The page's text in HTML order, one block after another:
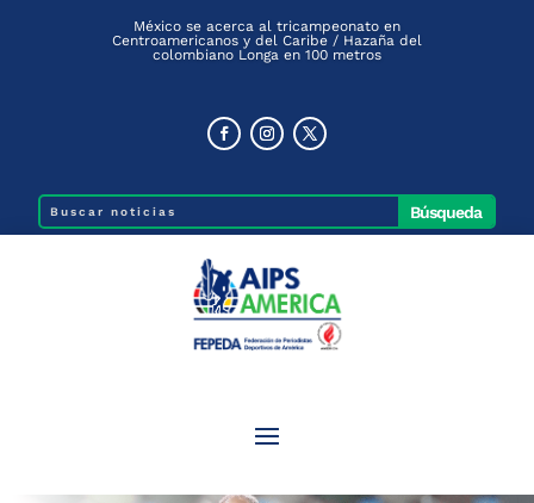
México se acerca al tricampeonato en
Centroamericanos y del Caribe / Hazaña del
colombiano Longa en 100 metros